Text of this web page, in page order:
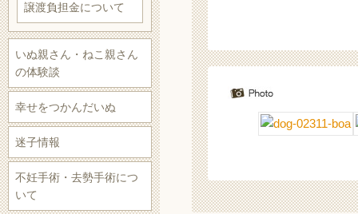
譲渡負担金について
いぬ親さん・ねこ親さん
の体験談
幸せをつかんだいぬ
迷子情報
不妊手術・去勢手術につ
いて